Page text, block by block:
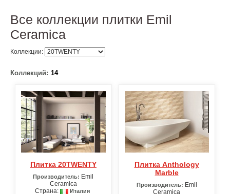
Все коллекции плитки Emil
Ceramica
Коллекции:
Коллекций: 14
Плитка 20TWENTY
Производитель: Emil
Ceramica
Страна:
Италия
Плитка Anthology
Marble
Производитель: Emil
Ceramica